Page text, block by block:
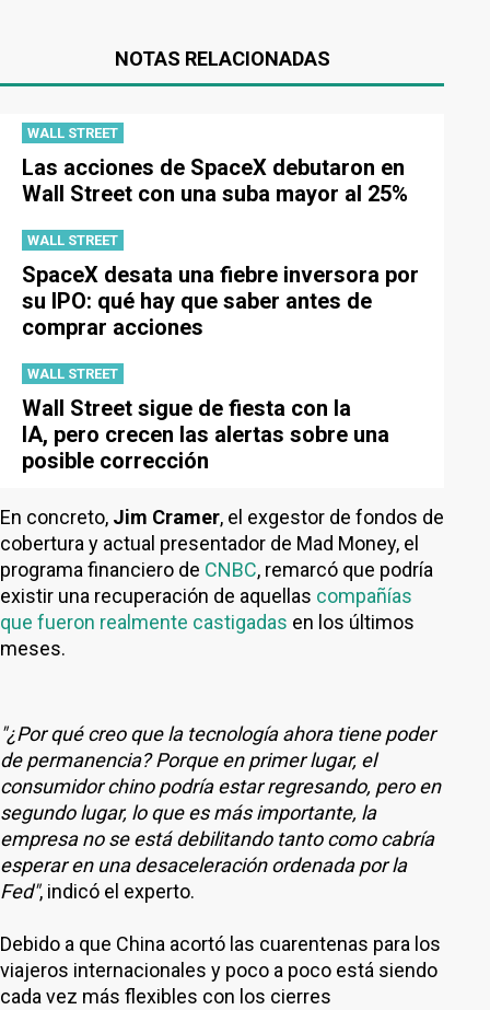
NOTAS RELACIONADAS
WALL STREET
Las acciones de SpaceX debutaron en
Wall Street con una suba mayor al 25%
WALL STREET
SpaceX desata una fiebre inversora por
su IPO: qué hay que saber antes de
comprar acciones
WALL STREET
Wall Street sigue de fiesta con la
IA, pero crecen las alertas sobre una
posible corrección
En concreto, Jim Cramer, el exgestor de fondos de
cobertura y actual presentador de Mad Money, el
programa financiero de CNBC, remarcó que podría
existir una recuperación de aquellas compañías
que fueron realmente castigadas en los últimos
meses.
"¿Por qué creo que la tecnología ahora tiene poder
de permanencia? Porque en primer lugar, el
consumidor chino podría estar regresando, pero en
segundo lugar, lo que es más importante, la
empresa no se está debilitando tanto como cabría
esperar en una desaceleración ordenada por la
Fed", indicó el experto.
Debido a que China acortó las cuarentenas para los
viajeros internacionales y poco a poco está siendo
cada vez más flexibles con los cierres